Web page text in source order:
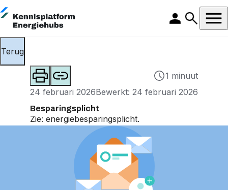
Terug
1 minuut
24 februari 2026Bewerkt: 24 februari 2026
Besparingsplicht
Zie: energiebesparingsplicht.